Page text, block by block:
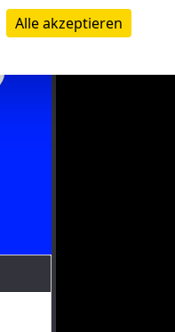
Alle akzeptieren